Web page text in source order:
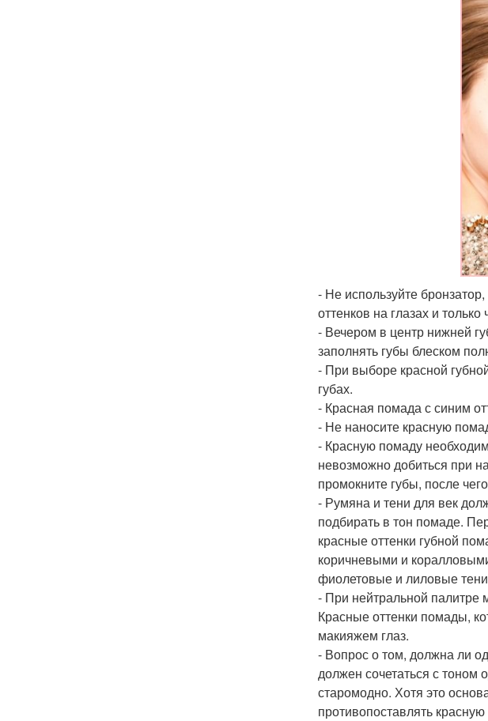
- Не используйте
оттенков на глазах и
- Вечером в центр нижней
заполнять губы блеском
- При выборе красной
губах.
- Красная помада с синим
- Не наносите красную
- Красную помаду
невозможно добиться при
промокните губы, после
- Румяна и тени для век
подбирать в тон помаде.
красные оттенки губной
коричневыми и
фиолетовые и лиловые
- При нейтральной палитре
Красные оттенки помады,
макияжем глаз.
- Вопрос о том, должна ли
должен сочетаться с тоном
старомодно. Хотя это
противопоставлять